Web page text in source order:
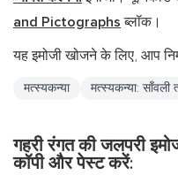
and Pictographs ब्लॉक।
यह इमोजी खोजने के लिए, आप
मत्स्यकन्या मत्स्यकन्या: साँवली
गहरी रंगत की जलपरी
कॉपी और पेस्ट करें: